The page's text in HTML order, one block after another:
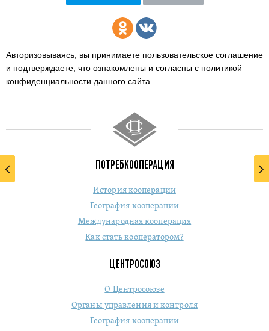
Авторизовываясь, вы принимаете пользовательское соглашение
и подтверждаете, что ознакомлены и согласны с политикой
конфиденциальности данного сайта
ПОТРЕБКООПЕРАЦИЯ
История кооперации
География кооперации
Международная кооперация
Как стать кооператором?
ЦЕНТРОСОЮЗ
О Центросоюзе
Органы управления и контроля
География кооперации